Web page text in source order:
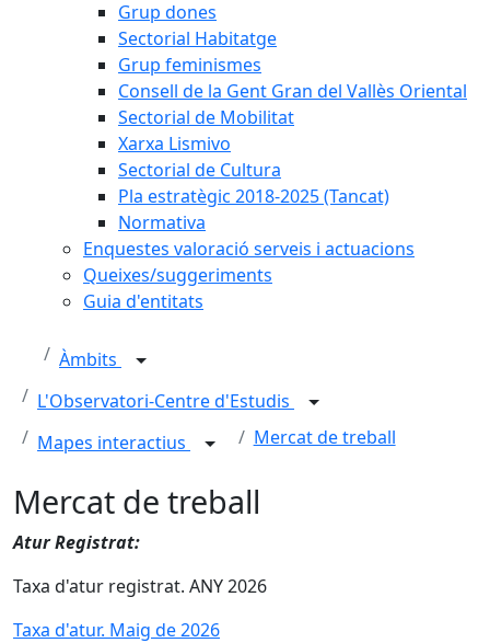
Grup dones
Sectorial Habitatge
Grup feminismes
Consell de la Gent Gran del Vallès Oriental
Sectorial de Mobilitat
Xarxa Lismivo
Sectorial de Cultura
Pla estratègic 2018-2025 (Tancat)
Normativa
Enquestes valoració serveis i actuacions
Queixes/suggeriments
Guia d'entitats
Àmbits
L'Observatori-Centre d'Estudis
Mapes interactius
Mercat de treball
Mercat de treball
Atur Registrat:
Taxa d'atur registrat. ANY 2026
Taxa d'atur. Maig de 2026